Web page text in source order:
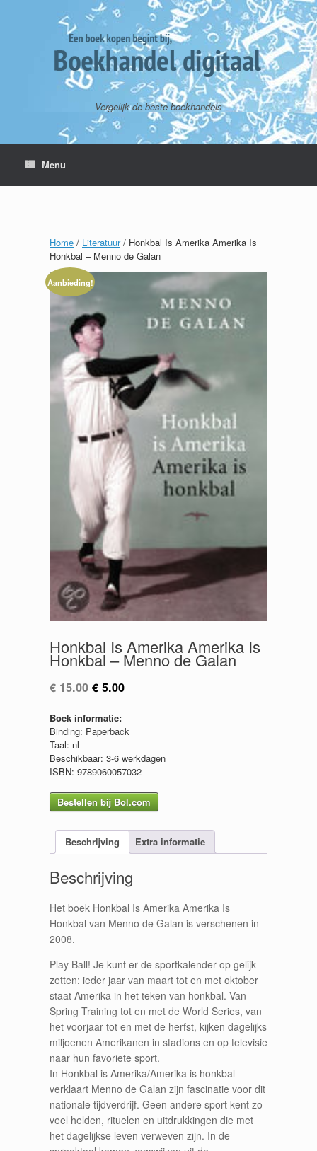
Vergelijk de beste boekhandels
Menu
Home / Literatuur/ Honkbal Is Amerika Amerika Is
Honkbal – Menno de Galan
Aanbieding!
Honkbal Is Amerika Amerika Is
Honkbal – Menno de Galan
€15.00 Oorspronkelijke
was:
€ 15.00.
€ 5.00Huidige
€ 5.00.
Boek informatie:
Binding: Paperback
Taal: nl
Beschikbaar: 3-6 werkdagen
ISBN: 9789060057032
Bestellen bij Bol.com
Beschrijving Extra informatie
Beschrijving
Het boek Honkbal Is Amerika Amerika Is
Honkbal van Menno de Galan is verschenen in
2008.
Play Ball! Je kunt er de sportkalender op gelijk
zetten: ieder jaar van maart tot en met oktober
staat Amerika in het teken van honkbal. Van
Spring Training tot en met de World Series, van
het voorjaar tot en met de herfst, kijken dagelijks
miljoenen Amerikanen in stadions en op televisie
naar hun favoriete sport.
In Honkbal is Amerika/Amerika is honkbal
verklaart Menno de Galan zijn fascinatie voor dit
nationale tijdverdrijf. Geen andere sport kent zo
veel helden, rituelen en uitdrukkingen die met
het dagelijkse leven verweven zijn. In de